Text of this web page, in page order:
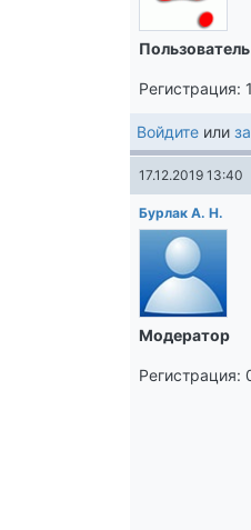
Пользователь
Регистрация:
Войдите или
17.12.2019 13:40
Бурлак А. Н.
Модератор
Регистрация: